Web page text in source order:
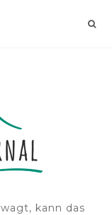
kann das